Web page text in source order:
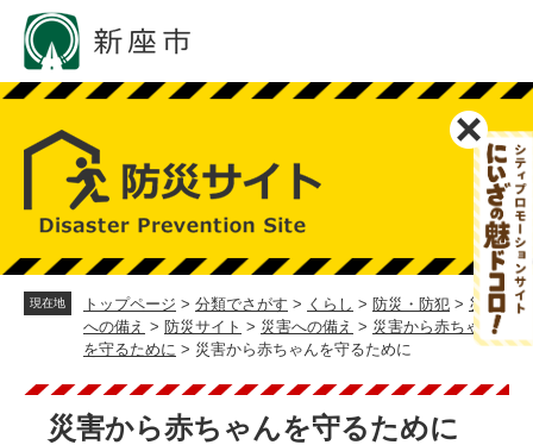
の
ー
文
現在地 トップページ > 分類でさがす > くらし > 防災・防犯 > 災害
への備え > 防災サイト > 災害への備え > 災害から赤ちゃん
を守るために > 災害から赤ちゃんを守るために
本
災害から赤ちゃんを守るために